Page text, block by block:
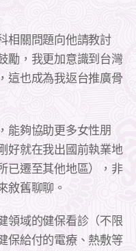
相關問題向他請教討
勵，我更加意識到台灣
這也成為我返台推廣骨
能夠協助更多女性朋
好就在我出國前執業地
已遷至其他地區），非
敘舊聊聊。
領域的健保看診（不限
保給付的電療、熱敷等